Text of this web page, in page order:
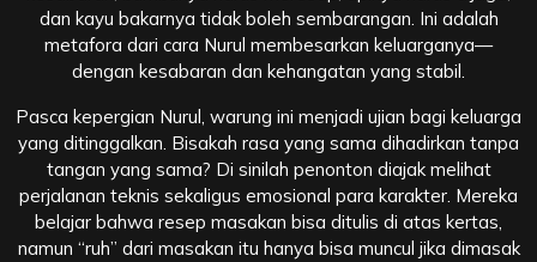
dan kayu bakarnya tidak boleh sembarangan. Ini adalah
metafora dari cara Nurul membesarkan keluarganya—
dengan kesabaran dan kehangatan yang stabil.
Pasca kepergian Nurul, warung ini menjadi ujian bagi keluarga
yang ditinggalkan. Bisakah rasa yang sama dihadirkan tanpa
tangan yang sama? Di sinilah penonton diajak melihat
perjalanan teknis sekaligus emosional para karakter. Mereka
belajar bahwa resep masakan bisa ditulis di atas kertas,
namun “ruh” dari masakan itu hanya bisa muncul jika dimasak